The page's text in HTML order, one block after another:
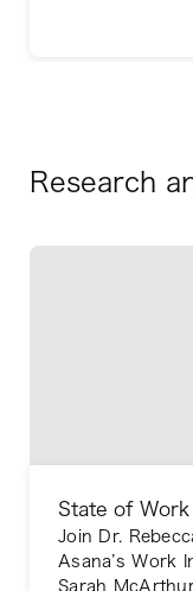
Research
State of
Join Dr.
Asana’s Work
Sarah